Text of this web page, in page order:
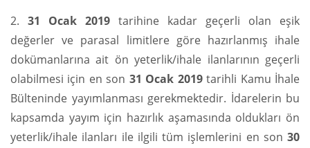
2. 31 Ocak 2019 tarihine kadar geçerli olan eşik
değerler ve parasal limitlere göre hazırlanmış ihale
dokümanlarına ait ön yeterlik/ihale ilanlarının geçerli
olabilmesi için en son 31 Ocak 2019tarihli Kamu İhale
Bülteninde yayımlanması gerekmektedir. İdarelerin bu
kapsamda yayım için hazırlık aşamasında oldukları ön
yeterlik/ihale ilanları ile ilgili tüm işlemlerini en son 30